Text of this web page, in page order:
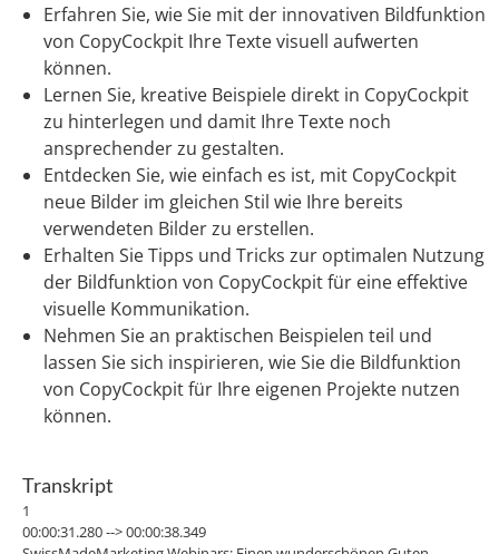
Erfahren Sie, wie Sie mit der innovativen Bildfunktion
von CopyCockpit Ihre Texte visuell aufwerten
können.
Lernen Sie, kreative Beispiele direkt in CopyCockpit
zu hinterlegen und damit Ihre Texte noch
ansprechender zu gestalten.
Entdecken Sie, wie einfach es ist, mit CopyCockpit
neue Bilder im gleichen Stil wie Ihre bereits
verwendeten Bilder zu erstellen.
Erhalten Sie Tipps und Tricks zur optimalen Nutzung
der Bildfunktion von CopyCockpit für eine effektive
visuelle Kommunikation.
Nehmen Sie an praktischen Beispielen teil und
lassen Sie sich inspirieren, wie Sie die Bildfunktion
von CopyCockpit für Ihre eigenen Projekte nutzen
können.
Transkript
1
00:00:31.280 --> 00:00:38.349